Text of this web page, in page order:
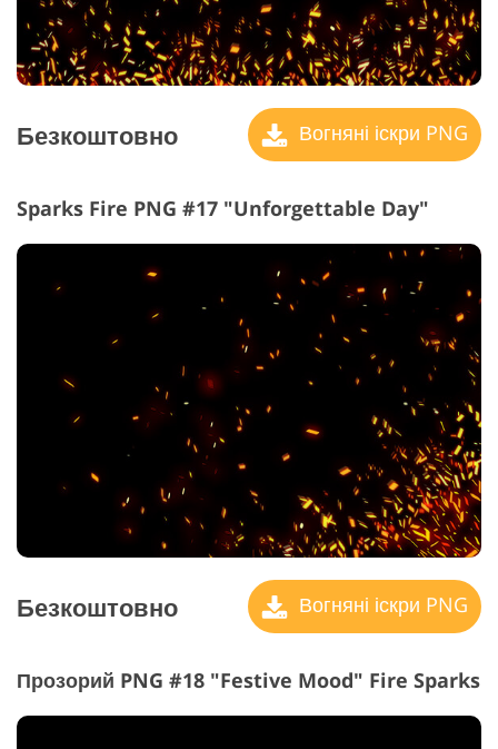
Безкоштовно Вогняні іскри PNG
Sparks Fire PNG #17 "Unforgettable Day"
Безкоштовно Вогняні іскри PNG
Прозорий PNG #18 "Festive Mood" Fire Sparks